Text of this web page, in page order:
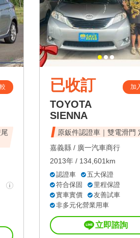
已收訂 加
TOYOTA
SIENNA
原鈑件認證車｜雙電滑門
嘉義縣 / 廣一汽車商行
2013年 / 134,601km
認證車
五大保證
符合保固
里程保證
實車實價
友善試車
非多元化營業用車
立即諮詢